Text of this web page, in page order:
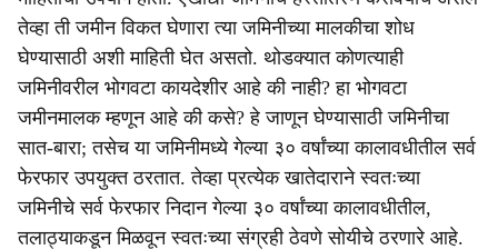
तेव्हा ती जमीन विकत घेणारा त्या जमिनीच्या मालकीचा शोध
घेण्यासाठी अशी माहिती घेत असतो. थोडक्यात कोणत्याही
जमिनीवरील भोगवटा कायदेशीर आहे की नाही? हा भोगवटा
जमीनमालक म्हणून आहे की कसे? हे जाणून घेण्यासाठी जमिनीचा
सात-बारा; तसेच या जमिनीमध्ये गेल्या ३० वर्षांच्या कालावधीतील सर्व
फेरफार उपयुक्त ठरतात. तेव्हा प्रत्येक खातेदाराने स्वतःच्या
जमिनीचे सर्व फेरफार निदान गेल्या ३० वर्षांच्या कालावधीतील,
तलाठ्याकडून मिळवून स्वतःच्या संग्रही ठेवणे सोयीचे ठरणारे आहे.